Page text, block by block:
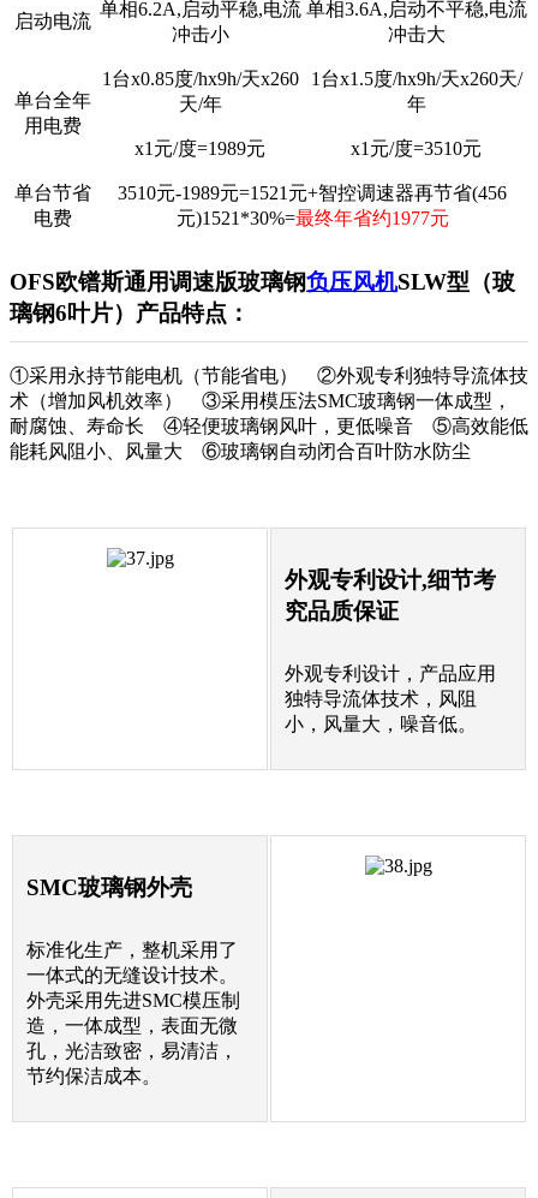
启动电流
单相6.2A,启动平稳,电流
冲击小
单相3.6A,启动不平稳,电流
冲击大
单台全年
用电费
1台x0.85度/hx9h/天x260
天/年
x1元/度=1989元
1台x1.5度/hx9h/天x260天/
年
x1元/度=3510元
单台节省
电费
3510元-1989元=1521元+智控调速器再节省(456
元)1521*30%=最终年省约1977元
OFS欧镨斯通用调速版玻璃钢负压风机SLW型（玻
璃钢6叶片）产品特点：
①采用永持节能电机（节能省电） ②外观专利独特导流体技
术（增加风机效率） ③采用模压法SMC玻璃钢一体成型，
耐腐蚀、寿命长 ④轻便玻璃钢风叶，更低噪音 ⑤高效能低
能耗风阻小、风量大 ⑥玻璃钢自动闭合百叶防水防尘
外观专利设计,细节考
究品质保证
外观专利设计，产品应用
独特导流体技术，风阻
小，风量大，噪音低。
SMC玻璃钢外壳
标准化生产，整机采用了
一体式的无缝设计技术。
外壳采用先进SMC模压制
造，一体成型，表面无微
孔，光洁致密，易清洁，
节约保洁成本。